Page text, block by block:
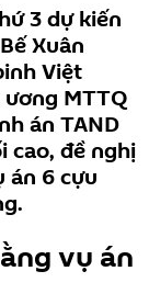
3 dự kiến
Xuân
Việt
MTTQ
án TAND
cao, đề nghị
án 6 cựu
vụ án